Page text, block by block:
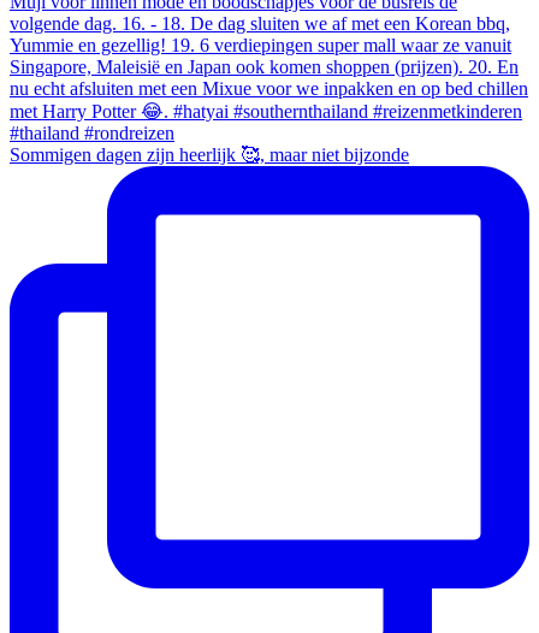
Sommigen dagen zijn heerlijk 🥰, maar niet bijzonde